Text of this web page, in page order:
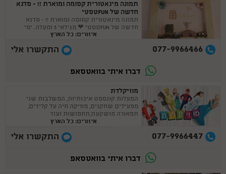
תמונה מינאטורית קסומה ומוארת !! - סדנא
חדשה של FUNטסטי
תמונה מינאטורית קסומה ומוארת !! - סדנא
חדשה של FUNטסטי ❤ מגילאי 5 ומעלה. ימי
הולדת , קייטנות , בית מארח
איזורים: כל הארץ
077-9966466 התקשרו אלי
דברו איתי בוואטסאפ
מוזיקלדת
הפעלות קונספט איכותיות, המשלבות שני
מפעילים שחקנים, מוזיקה חיה על קלידים,
תפאורה מושקעת,תחפושות ועוד
איזורים: כל הארץ
077-9966447 התקשרו אלי
דברו איתי בוואטסאפ